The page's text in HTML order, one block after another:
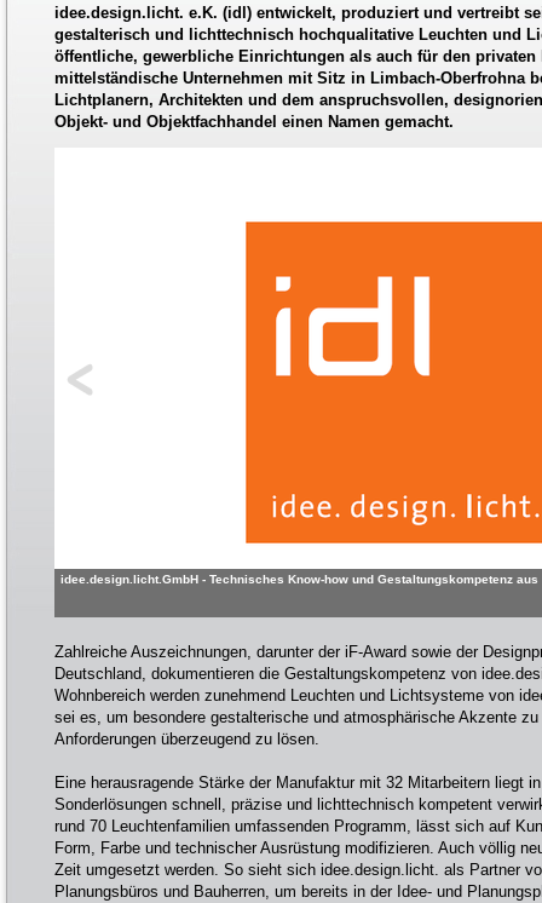
idee.design.licht. e.K. (idl) entwickelt, produziert und vertreibt
gestalterisch und lichttechnisch hochqualitative Leuchten und
öffentliche, gewerbliche Einrichtungen als auch für den privaten
mittelständische Unternehmen mit Sitz in Limbach-Oberfrohna
Lichtplanern, Architekten und dem anspruchsvollen,
Objekt- und Objektfachhandel einen Namen gemacht.
idee.design.licht.GmbH - Technisches Know-how und Gestaltungskompetenz aus
Zahlreiche Auszeichnungen, darunter der iF-Award sowie der
Deutschland, dokumentieren die Gestaltungskompetenz von
Wohnbereich werden zunehmend Leuchten und Lichtsysteme von
sei es, um besondere gestalterische und atmosphärische Akzente
Anforderungen überzeugend zu lösen.
Eine herausragende Stärke der Manufaktur mit 32 Mitarbeitern liegt
Sonderlösungen schnell, präzise und lichttechnisch kompetent
rund 70 Leuchtenfamilien umfassenden Programm, lässt sich auf
Form, Farbe und technischer Ausrüstung modifizieren. Auch völlig
Zeit umgesetzt werden. So sieht sich idee.design.licht. als Partner
Planungsbüros und Bauherren, um bereits in der Idee- und